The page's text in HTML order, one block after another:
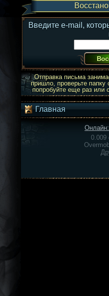
Введите e-mail,
Отправка письма
пришло, проверьте
попробуйте еще раз или
Главная
0.009